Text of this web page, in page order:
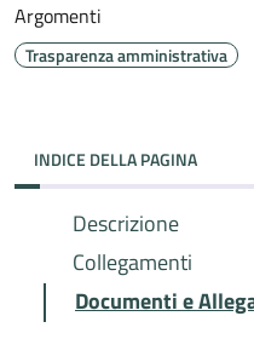
Argomenti
Trasparenza amministrativa
INDICE DELLA PAGINA
Descrizione
Collegamenti
Documenti e